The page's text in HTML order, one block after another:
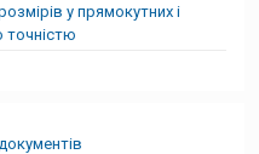
у прямокутних і
точністю